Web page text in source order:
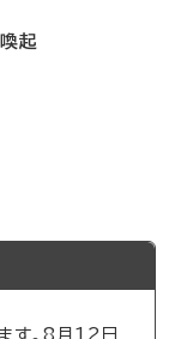
起
す。8月12日